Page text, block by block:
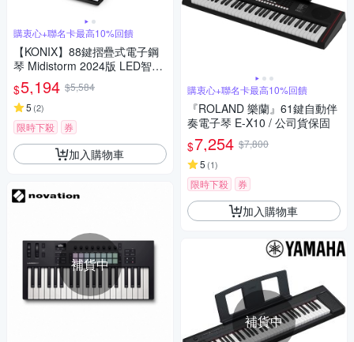
購衷心+聯名卡最高10%回饋
【KONIX】88鍵摺疊式電子鋼
琴 Midistorm 2024版 LED智慧
燈光學習 可攜式電子琴 摺疊數
位鋼琴 MIDI鍵盤魔光琴
$5,194 $5,584
5 (2)
限時下殺 券
加入購物車
補貨中
購衷心+聯名卡最高10%回饋
『ROLAND 樂蘭』61鍵自動伴
奏電子琴 E-X10 / 公司貨保固
$7,254 $7,800
5 (1)
限時下殺 券
加入購物車
補貨中